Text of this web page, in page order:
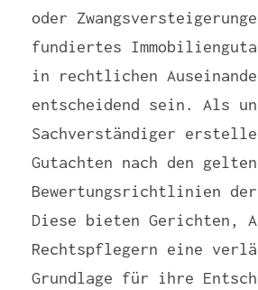
oder
fundiertes
in rechtlichen
entscheidend sein. Als
Sachverständiger
Gutachten nach den
Bewertungsrichtlinien der
Diese bieten Gerichten,
Rechtspflegern eine
Grundlage für ihre